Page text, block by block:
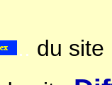
.. du site